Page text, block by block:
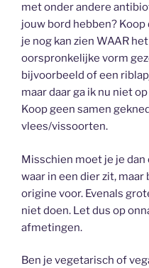
met onder andere
jouw bord hebben?
je nog kan zien WAAR
oorspronkelijke vorm
bijvoorbeeld of een
maar daar ga ik nu niet
Koop geen samen
vlees/vissoorten.
Misschien moet je je
waar in een dier zit,
origine voor. Evenals
niet doen. Let dus op
afmetingen.
Ben je vegetarisch of